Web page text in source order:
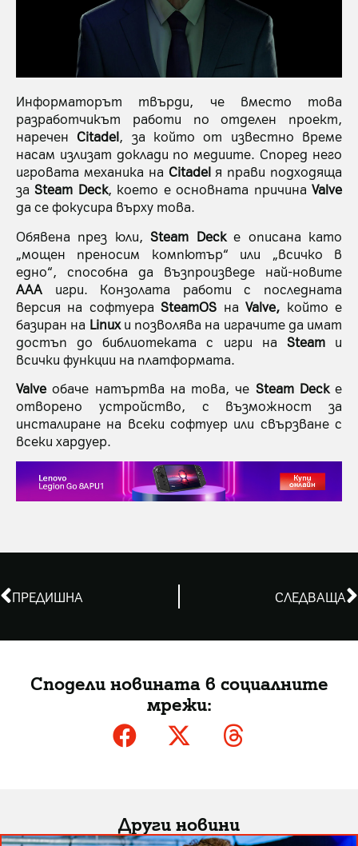
Информаторът твърди, че вместо това
разработчикът работи по отделен проект,
нареченCitadel, за който от известно време
насам излизат доклади по медиите. Според него
игровата механика на Citadelя прави подходяща
заSteam Deck, което е основната причинаValve
да се фокусира върху това.
Обявена през юли,Steam Deckе описана като
„мощен преносим компютър“ или „всичко в
едно“, способна да възпроизведе най-новите
AAA игри. Конзолата работи с последната
версия на софтуераSteamOS наValve, който е
базиран на Linuxи позволява на играчите да имат
достъп до библиотеката с игри на Steamи
всички функции на платформата.
Valve обаче натъртва на това, че Steam Deckе
отворено устройство, с възможност за
инсталиране на всеки софтуер или свързване с
всеки хардуер.
ПРЕДИШНА СЛЕДВАЩА
Сподели новината в социалните
мрежи:
Други новини